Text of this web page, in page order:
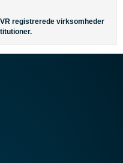
registrerede virksomheder